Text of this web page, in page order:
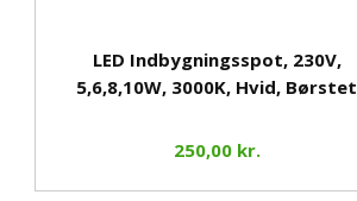
LED Indbygningsspot, 230V,
5,6,8,10W, 3000K, Hvid, Børstet
250,00 kr.